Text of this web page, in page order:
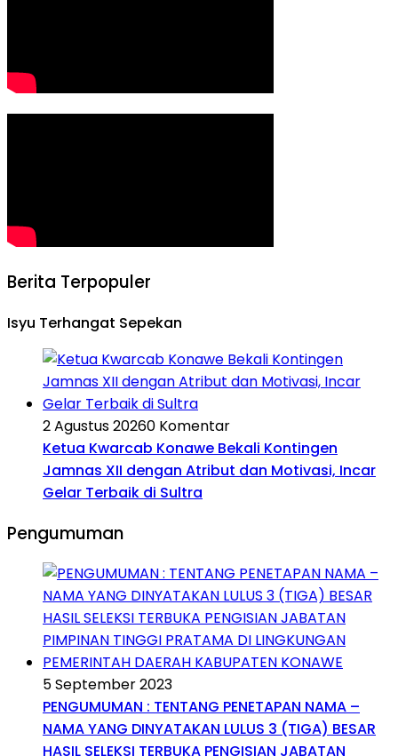
Berita Terpopuler
Isyu Terhangat Sepekan
2 Agustus 20260 Komentar
Ketua Kwarcab Konawe Bekali Kontingen
Jamnas XII dengan Atribut dan Motivasi, Incar
Gelar Terbaik di Sultra
Pengumuman
5 September 2023
PENGUMUMAN : TENTANG PENETAPAN NAMA –
NAMA YANG DINYATAKAN LULUS 3 (TIGA) BESAR
HASIL SELEKSI TERBUKA PENGISIAN JABATAN